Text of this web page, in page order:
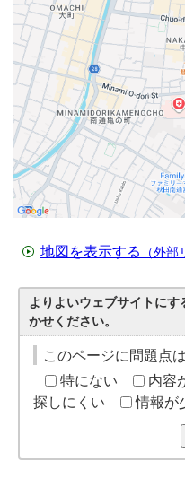
地図を表示する （外部
よりよいウェブサイトに
かせください。
このページに問題点
特にない
内容
探しにくい
情報が